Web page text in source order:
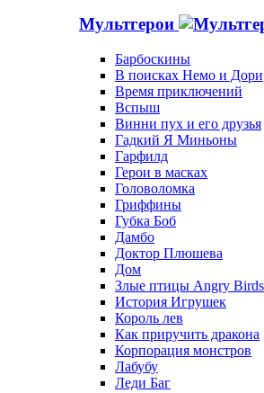
Мультгерои
Барбоскины
В поисках Немо и Дори
Время приключений
Вспыш
Винни пух и его друзья
Гадкий Я Миньоны
Гарфилд
Герои в масках
Головоломка
Гриффины
Губка Боб
Дамбо
Доктор Плюшева
Дом
Злые птицы Angry Birds
История Игрушек
Король лев
Как приручить дракона
Корпорация монстров
Лабубу
Леди Баг